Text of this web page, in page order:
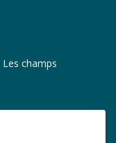
Les champs